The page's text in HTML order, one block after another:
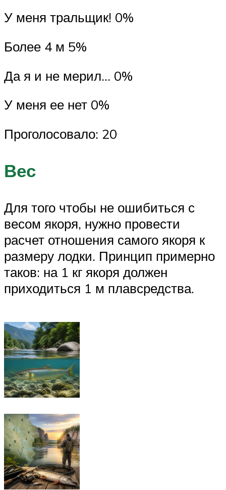
У меня тральщик! 0%
Более 4 м 5%
Да я и не мерил… 0%
У меня ее нет 0%
Проголосовало: 20
Вес
Для того чтобы не ошибиться с
весом якоря, нужно провести
расчет отношения самого якоря к
размеру лодки. Принцип примерно
таков: на 1 кг якоря должен
приходиться 1 м плавсредства.